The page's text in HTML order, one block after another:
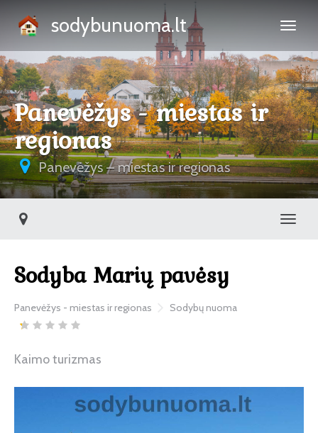
sodybunuoma.lt
Panevėžys - miestas ir
regionas
Panevėžys – miestas ir regionas
Sodyba Marių pavėsy
Panevėžys - miestas ir regionas Sodybų nuoma
Kaimo turizmas